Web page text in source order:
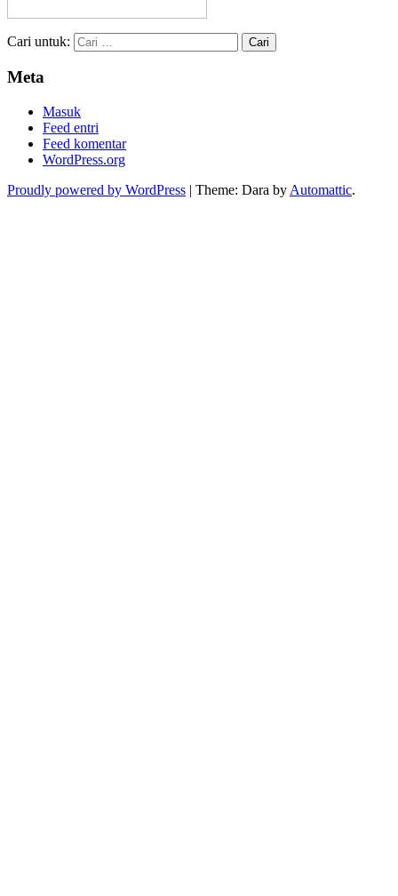
Cari untuk:
Meta
Masuk
Feed entri
Feed komentar
WordPress.org
Proudly powered by WordPress | Theme: Dara by Automattic.